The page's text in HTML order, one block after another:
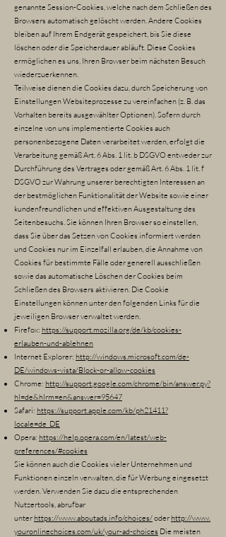
genannte Session-Cookies, welche nach dem Schließen des
Browsers automatisch gelöscht werden. Andere Cookies
bleiben auf Ihrem Endgerät gespeichert, bis Sie diese
löschen oder die Speicherdauer abläuft. Diese Cookies
ermöglichen es uns, Ihren Browser beim nächsten Besuch
wiederzuerkennen.
Teilweise dienen die Cookies dazu, durch Speicherung von
Einstellungen Websiteprozesse zu vereinfachen (z. B. das
Vorhalten bereits ausgewählter Optionen). Sofern durch
einzelne von uns implementierte Cookies auch
personenbezogene Daten verarbeitet werden, erfolgt die
Verarbeitung gemäß Art. 6 Abs. 1 lit. b DSGVO entweder zur
Durchführung des Vertrages oder gemäß Art. 6 Abs. 1 lit. f
DSGVO zur Wahrung unserer berechtigten Interessen an
der bestmöglichen Funktionalität der Website sowie einer
kundenfreundlichen und effektiven Ausgestaltung des
Seitenbesuchs. Sie können Ihren Browser so einstellen,
dass Sie über das Setzen von Cookies informiert werden
und Cookies nur im Einzelfall erlauben, die Annahme von
Cookies für bestimmte Fälle oder generell ausschließen
sowie das automatische Löschen der Cookies beim
Schließen des Browsers aktivieren. Die Cookie
Einstellungen können unter den folgenden Links für die
jeweiligen Browser verwaltet werden.
Firefox: https://support.mozilla.org/de/kb/cookies-
erlauben-und-ablehnen
Internet Explorer: http://windows.microsoft.com/de-
DE/windows-vista/Block-or-allow-cookies
Chrome: http://support.google.com/chrome/bin/answer.py?
hl=de&hlrm=en&answer=95647
Safari: https://support.apple.com/kb/ph21411?
locale=de_DE
Opera: https://help.opera.com/en/latest/web-
preferences/#cookies
Sie können auch die Cookies vieler Unternehmen und
Funktionen einzeln verwalten, die für Werbung eingesetzt
werden. Verwenden Sie dazu die entsprechenden
Nutzertools, abrufbar
unter https://www.aboutads.info/choices/oder http://www.
youronlinechoices.com/uk/your-ad-choices Die meisten